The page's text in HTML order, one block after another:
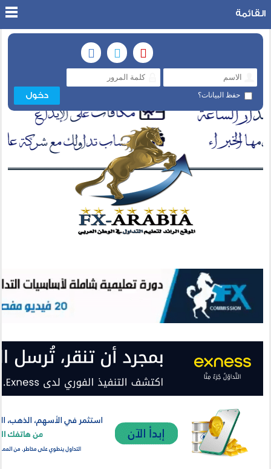
حفظ البيانات؟
القائمة